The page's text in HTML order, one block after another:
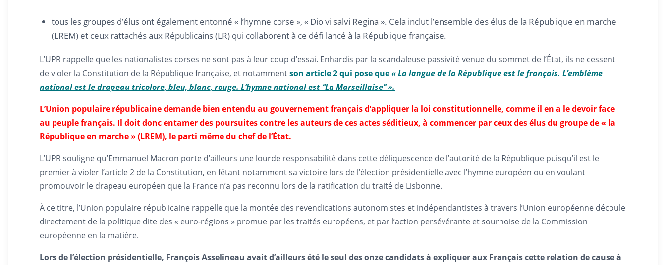
tous les groupes d’élus ont également entonné « l’hymne corse », « Dio vi salvi Regina ». Cela inclut l’ensemble des élus de la République en marche
(LREM) et ceux rattachés aux Républicains (LR) qui collaborent à ce défi lancé à la République française.
L’UPR rappelle que les nationalistes corses ne sont pas à leur coup d’essai. Enhardis par la scandaleuse passivité venue du sommet de l’État, ils ne cessent
de violer la Constitution de la République française, et notammentson article 2 qui pose que« La langue de la République est le français. L’emblème
national est le drapeau tricolore, bleu, blanc, rouge. L’hymne national est ‘‘La Marseillaise’’ ».
L’Union populaire républicaine demande bien entendu au gouvernement français d’appliquer la loi constitutionnelle, comme il en a le devoir face
au peuple français. Il doit donc entamer des poursuites contre les auteurs de ces actes séditieux, à commencer par ceux des élus du groupe de « la
République en marche » (LREM), le parti même du chef de l’État.
L’UPR souligne qu’Emmanuel Macron porte d’ailleurs une lourde responsabilité dans cette déliquescence de l’autorité de la République puisqu’il est le
premier à violer l’article 2 de la Constitution, en fêtant notamment sa victoire lors de l’élection présidentielle avec l’hymne européen ou en voulant
promouvoir le drapeau européen que la France n’a pas reconnu lors de la ratification du traité de Lisbonne.
À ce titre, l’Union populaire républicaine rappelle que la montée des revendications autonomistes et indépendantistes à travers l’Union européenne découle
directement de la politique dite des « euro-régions » promue par les traités européens, et par l’action persévérante et sournoise de la Commission
européenne en la matière.
Lors de l’élection présidentielle, François Asselineau avait d’ailleurs été le seul des onze candidats à expliquer aux Français cette relation de cause à